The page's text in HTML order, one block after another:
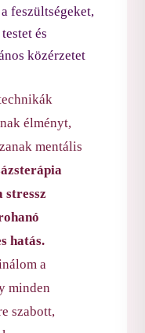
feszültségeket,
és
közérzetet
élményt,
mentális
stressz
hatás.
a
minden
szabott,